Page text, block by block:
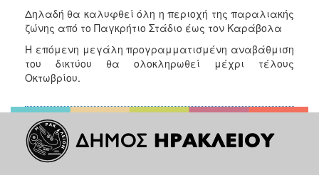
Δηλαδή θα καλυφθεί όλη η περιοχή της παραλιακής
ζώνης από το Παγκρήτιο Στάδιο έως τον Καράβολα
Η επόμενη μεγάλη προγραμματισμένη αναβάθμιση
του δικτύου θα ολοκληρωθεί μέχρι τέλους
Οκτωβρίου.